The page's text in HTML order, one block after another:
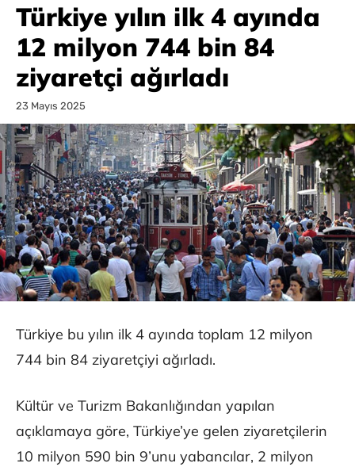
Türkiye yılın ilk 4 ayında
12 milyon 744 bin 84
ziyaretçi ağırladı
23 Mayıs 2025
Türkiye bu yılın ilk 4 ayında toplam 12 milyon
744 bin 84 ziyaretçiyi ağırladı.
Kültür ve Turizm Bakanlığından yapılan
açıklamaya göre, Türkiye’ye gelen ziyaretçilerin
10 milyon 590 bin 9’unu yabancılar, 2 milyon